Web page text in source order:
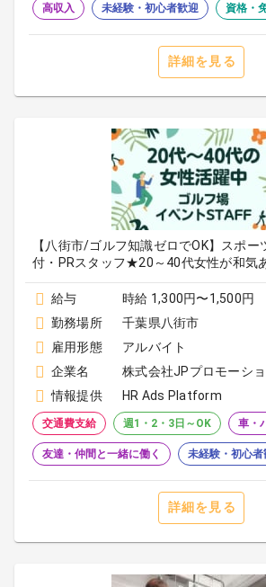
高収入 未経験・初心者歓迎 資格・
詳細を見る
【八街市/ゴルフ知識ゼロでOK】スポー
付・PRスタッフ★20～40代女性が和気
給与
時給 1,300円〜1,500円
勤務場所
千葉県八街市
雇用形態
アルバイト
企業名
株式会社JPプロモーシ
情報提供
HR Ads Platform
交通費支給 週1・2・3日～OK 車・
友達・仲間と一緒に働く 未経験・初心者
詳細を見る